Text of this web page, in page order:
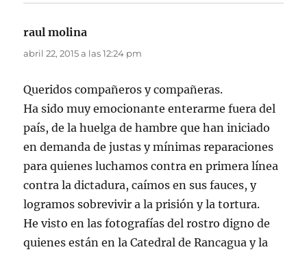
raul molina
abril 22, 2015 a las 12:24 pm
Queridos compañeros y compañeras.
Ha sido muy emocionante enterarme fuera del
país, de la huelga de hambre que han iniciado
en demanda de justas y mínimas reparaciones
para quienes luchamos contra en primera línea
contra la dictadura, caímos en sus fauces, y
logramos sobrevivir a la prisión y la tortura.
He visto en las fotografías del rostro digno de
quienes están en la Catedral de Rancagua y la